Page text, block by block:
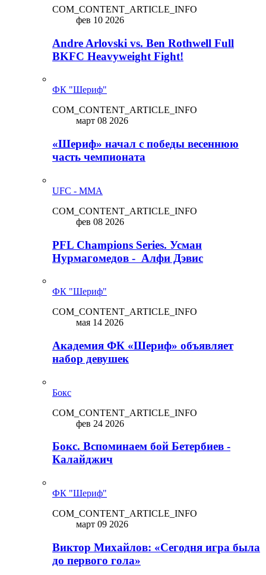
COM_CONTENT_ARTICLE_INFO
фев 10 2026
Andre Arlovski vs. Ben Rothwell Full
BKFC Heavyweight Fight!
ФК "Шериф"
COM_CONTENT_ARTICLE_INFO
март 08 2026
«Шериф» начал с победы весеннюю
часть чемпионата
UFC - MMA
COM_CONTENT_ARTICLE_INFO
фев 08 2026
PFL Champions Series. Усман
Нурмагомедов - Алфи Дэвис
ФК "Шериф"
COM_CONTENT_ARTICLE_INFO
мая 14 2026
Академия ФК «Шериф» объявляет
набор девушек
Бокс
COM_CONTENT_ARTICLE_INFO
фев 24 2026
Бокс. Вспоминаем бой Бетербиев -
Калайджич
ФК "Шериф"
COM_CONTENT_ARTICLE_INFO
март 09 2026
Виктор Михайлов: «Сегодня игра была
до первого гола»